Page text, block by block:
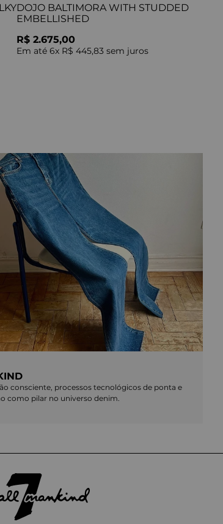
DOJO BALTIMORA WITH STUDDED
EMBELLISHED
R$ 2.675,00
Em até 6x R$ 445,83 sem juros
consciente, processos tecnológicos de ponta e
como pilar no universo denim.